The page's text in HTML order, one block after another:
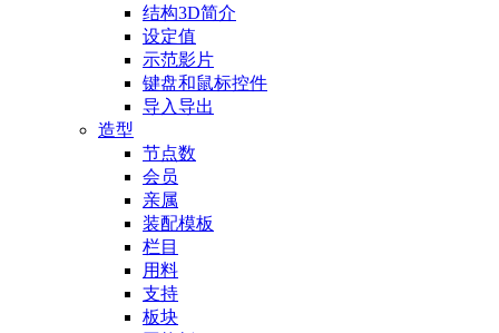
结构3D简介
设定值
示范影片
键盘和鼠标控件
导入导出
造型
节点数
会员
亲属
装配模板
栏目
用料
支持
板块